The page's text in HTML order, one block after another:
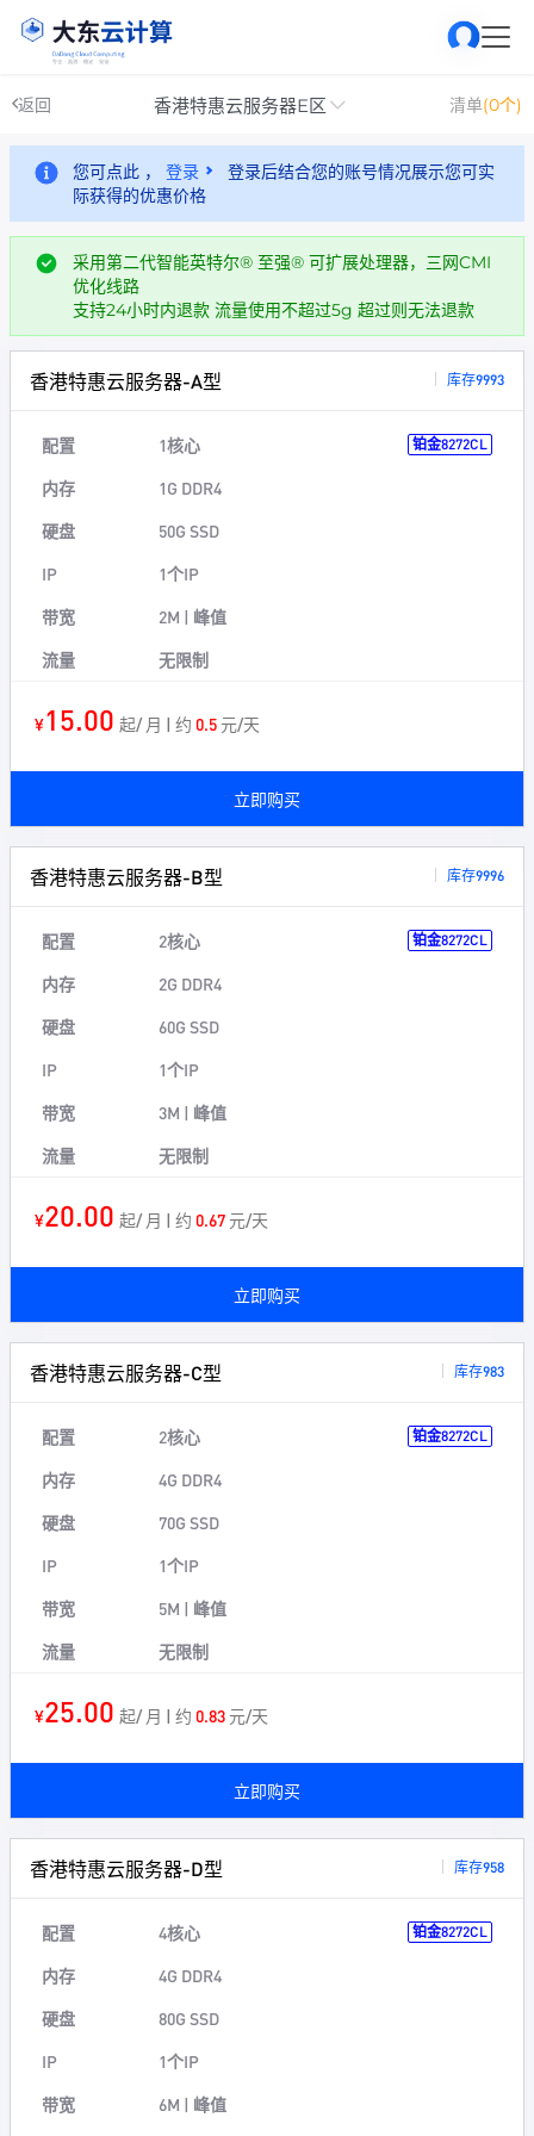
返回 香港特惠云服务器E区 清单(0个)
您可点此 ， 登录
登录后结合您的账号情况展示您可实
际获得的优惠价格
采用第二代智能英特尔® 至强® 可扩展处理器，三网CMI
优化线路
支持24小时内退款 流量使用不超过5g 超过则无法退款
香港特惠云服务器-A型 库存9993
配置 1核心 铂金8272CL
内存
1G DDR4
硬盘
50G SSD
IP
1个IP
带宽
2M | 峰值
流量
无限制
¥15.00 起/ 月 | 约 0.5元/天
立即购买
香港特惠云服务器-B型 库存9996
配置 2核心 铂金8272CL
内存
2G DDR4
硬盘
60G SSD
IP
1个IP
带宽
3M | 峰值
流量
无限制
¥20.00 起/ 月 | 约 0.67元/天
立即购买
香港特惠云服务器-C型 库存983
配置 2核心 铂金8272CL
内存
4G DDR4
硬盘
70G SSD
IP
1个IP
带宽
5M | 峰值
流量
无限制
¥25.00 起/ 月 | 约 0.83元/天
立即购买
香港特惠云服务器-D型 库存958
配置 4核心 铂金8272CL
内存
4G DDR4
硬盘
80G SSD
IP
1个IP
带宽
6M | 峰值